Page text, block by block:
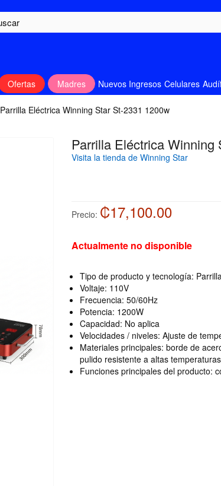
Ofertas Madres Nuevos Ingresos Celulares
Parrilla Eléctrica Winning Star St-2331 1200w
Parrilla Eléctrica Winning
Visita la tienda de Winning Star
Precio: ₡17,100.00
Actualmente no disponible
Tipo de producto y tecnología:
Voltaje: 110V
Frecuencia: 50/60Hz
Potencia: 1200W
Capacidad: No aplica
Velocidades / niveles: Ajuste de
Materiales principales: borde de
pulido resistente a altas temperaturas
Funciones principales del producto: